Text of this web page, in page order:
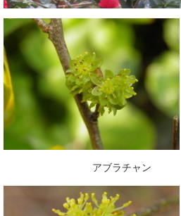
アブラチャン